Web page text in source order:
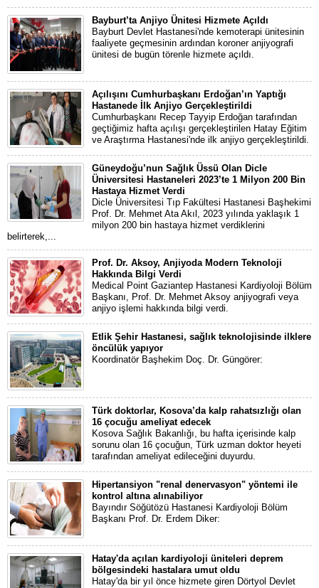
Bayburt’ta Anjiyo Ünitesi Hizmete Açıldı
Bayburt Devlet Hastanesi'nde kemoterapi ünitesinin
faaliyete geçmesinin ardından koroner anjiyografi
ünitesi de bugün törenle hizmete açıldı.
Açılışını Cumhurbaşkanı Erdoğan’ın Yaptığı
Hastanede İlk Anjiyo Gerçekleştirildi
Cumhurbaşkanı Recep Tayyip Erdoğan tarafından
geçtiğimiz hafta açılışı gerçekleştirilen Hatay Eğitim
ve Araştırma Hastanesi'nde ilk anjiyo gerçekleştirildi.
Güneydoğu’nun Sağlık Üssü Olan Dicle
Üniversitesi Hastaneleri 2023’te 1 Milyon 200 Bin
Hastaya Hizmet Verdi
Dicle Üniversitesi Tıp Fakültesi Hastanesi Başhekimi
Prof. Dr. Mehmet Ata Akıl, 2023 yılında yaklaşık 1
milyon 200 bin hastaya hizmet verdiklerini
belirterek,...
Prof. Dr. Aksoy, Anjiyoda Modern Teknoloji
Hakkında Bilgi Verdi
Medical Point Gaziantep Hastanesi Kardiyoloji Bölüm
Başkanı, Prof. Dr. Mehmet Aksoy anjiyografi veya
anjiyo işlemi hakkında bilgi verdi.
Etlik Şehir Hastanesi, sağlık teknolojisinde ilklere
öncülük yapıyor
Koordinatör Başhekim Doç. Dr. Güngörer:
Türk doktorlar, Kosova’da kalp rahatsızlığı olan
16 çocuğu ameliyat edecek
Kosova Sağlık Bakanlığı, bu hafta içerisinde kalp
sorunu olan 16 çocuğun, Türk uzman doktor heyeti
tarafından ameliyat edileceğini duyurdu.
Hipertansiyon "renal denervasyon" yöntemi ile
kontrol altına alınabiliyor
Bayındır Söğütözü Hastanesi Kardiyoloji Bölüm
Başkanı Prof. Dr. Erdem Diker:
Hatay'da açılan kardiyoloji üniteleri deprem
bölgesindeki hastalara umut oldu
Hatay'da bir yıl önce hizmete giren Dörtyol Devlet